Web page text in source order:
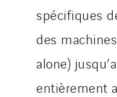
spécifiques
des
alone)
entièrement